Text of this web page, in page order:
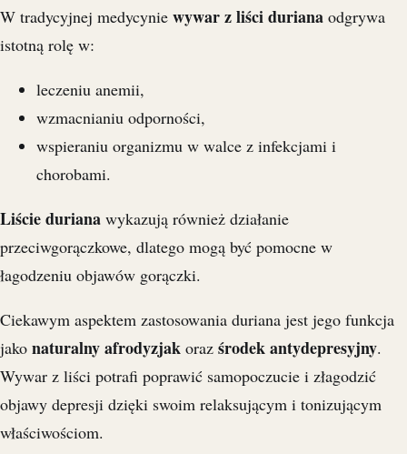
W tradycyjnej medycynie wywar z liści duriana odgrywa
istotną rolę w:
leczeniu anemii,
wzmacnianiu odporności,
wspieraniu organizmu w walce z infekcjami i
chorobami.
Liście duriana wykazują również działanie
przeciwgorączkowe, dlatego mogą być pomocne w
łagodzeniu objawów gorączki.
Ciekawym aspektem zastosowania duriana jest jego funkcja
jako naturalny afrodyzjak oraz środek antydepresyjny.
Wywar z liści potrafi poprawić samopoczucie i złagodzić
objawy depresji dzięki swoim relaksującym i tonizującym
właściwościom.